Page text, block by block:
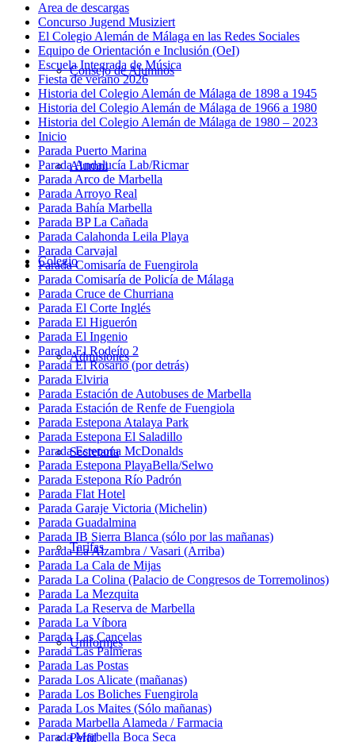
Consejo de Alumnos
Alumni
Colegio
Admisiones
Secretaría
Tarifas
Uniformes
Perfil
Area de descargas
Concurso Jugend Musiziert
El Colegio Alemán de Málaga en las Redes Sociales
Equipo de Orientación e Inclusión (OeI)
Escuela Integrada de Música
Fiesta de verano 2026
Historia del Colegio Alemán de Málaga de 1898 a 1945
Historia del Colegio Alemán de Málaga de 1966 a 1980
Historia del Colegio Alemán de Málaga de 1980 – 2023
Inicio
Parada Puerto Marina
Parada Andalucía Lab/Ricmar
Parada Arco de Marbella
Parada Arroyo Real
Parada Bahía Marbella
Parada BP La Cañada
Parada Calahonda Leila Playa
Parada Carvajal
Parada Comisaría de Fuengirola
Parada Comisaría de Policía de Málaga
Parada Cruce de Churriana
Parada El Corte Inglés
Parada El Higuerón
Parada El Ingenio
Parada El Rodeíto 2
Parada El Rosario (por detrás)
Parada Elviria
Parada Estación de Autobuses de Marbella
Parada Estación de Renfe de Fuengiola
Parada Estepona Atalaya Park
Parada Estepona El Saladillo
Parada Estepona McDonalds
Parada Estepona PlayaBella/Selwo
Parada Estepona Río Padrón
Parada Flat Hotel
Parada Garaje Victoria (Michelin)
Parada Guadalmina
Parada IB Sierra Blanca (sólo por las mañanas)
Parada La Alzambra / Vasari (Arriba)
Parada La Cala de Mijas
Parada La Colina (Palacio de Congresos de Torremolinos)
Parada La Mezquita
Parada La Reserva de Marbella
Parada La Víbora
Parada Las Cancelas
Parada Las Palmeras
Parada Las Postas
Parada Los Alicate (mañanas)
Parada Los Boliches Fuengirola
Parada Los Maites (Sólo mañanas)
Parada Marbella Alameda / Farmacia
Parada Marbella Boca Seca